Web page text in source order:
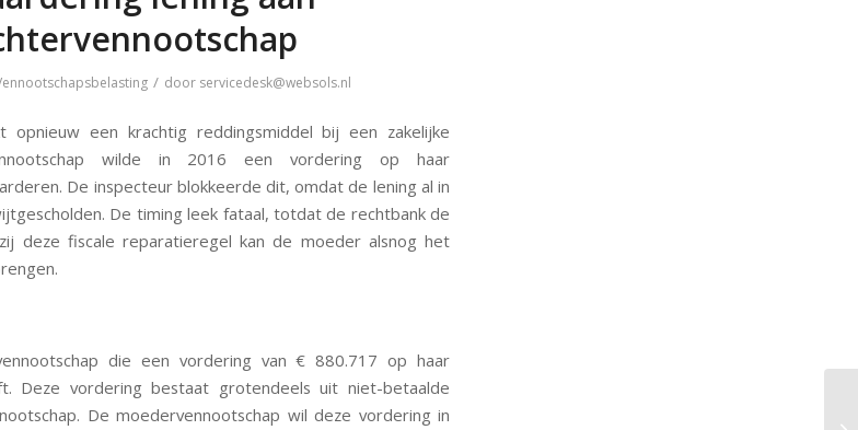
/ door servicedesk@websols.nl
opnieuw een krachtig reddingsmiddel bij een zakelijke
wilde in 2016 een vordering op haar
De inspecteur blokkeerde dit, omdat de lening al in
De timing leek fataal, totdat de rechtbank de
deze fiscale reparatieregel kan de moeder alsnog het
die een vordering van € 880.717 op haar
Deze vordering bestaat grotendeels uit niet-betaalde
De moedervennootschap wil deze vordering in